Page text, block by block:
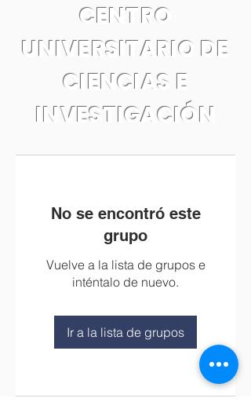
CENTRO
UNIVERSITARIO DE
CIENCIAS E
INVESTIGACIÓN
No se encontró este
grupo
Vuelve a la lista de grupos e
inténtalo de nuevo.
Ir a la lista de grupos